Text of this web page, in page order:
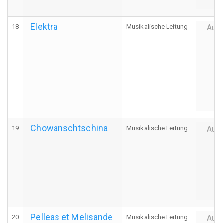
18 Elektra Musikalische Leitung
19 Chowanschtschina Musikalische Leitung
20 Pelleas et Melisande Musikalische Leitung